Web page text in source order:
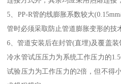
5、PP-R管的线膨胀系数较大
管时必须采取防止管道膨胀变形的技
6、管道安装后在封管(直埋)及覆盖装
冷水管试压压力为系统工作压力的
试验压力为工作压力的2倍，但不得